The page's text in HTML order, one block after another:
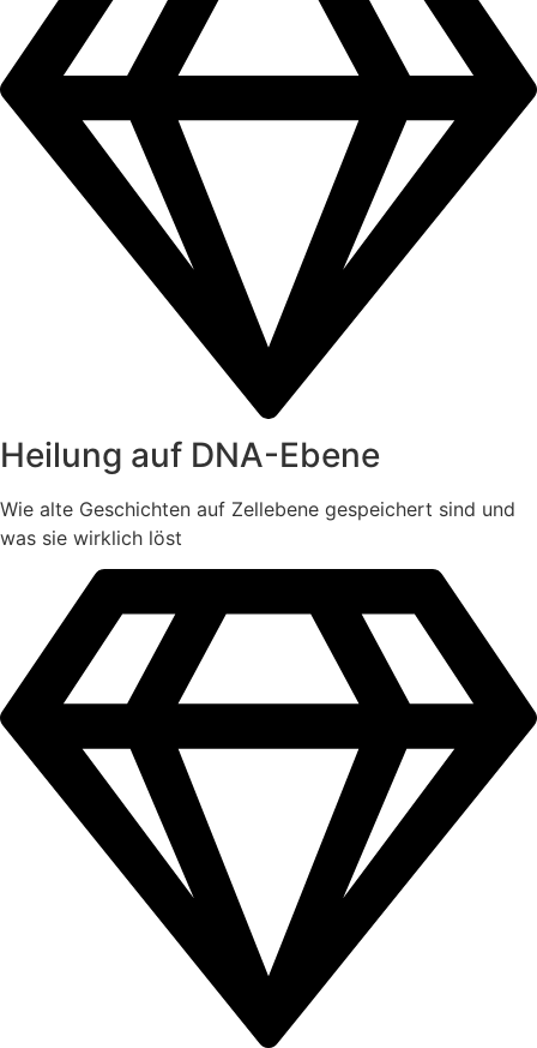
Heilung auf DNA-Ebene
Wie alte Geschichten auf Zellebene gespeichert sind und
was sie wirklich löst